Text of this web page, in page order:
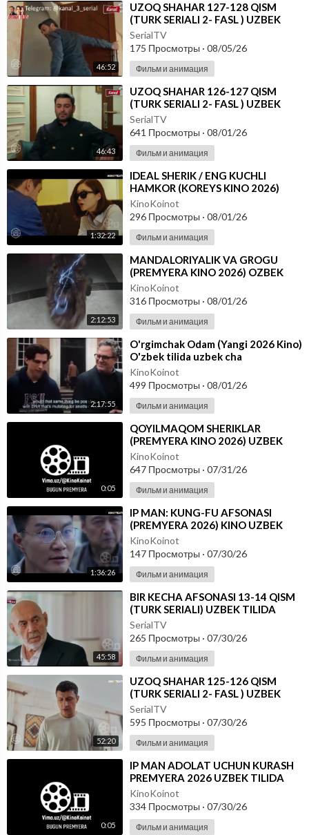
46:52
⁣UZOQ SHAHAR 127-128 QISM
(TURK SERIALI 2- FASL ) UZBEK
TILIDA
SerialTV
175 Просмотры · 08/05/26
Фильм и анимация
46:43
⁣UZOQ SHAHAR 126-127 QISM
(TURK SERIALI 2- FASL ) UZBEK
TILIDA
SerialTV
641 Просмотры · 08/01/26
Фильм и анимация
1:32:22
⁣IDEAL SHERIK / ENG KUCHLI
HAMKOR (KOREYS KINO 2026)
UZBEK TILIDA
KinoKoinot
296 Просмотры · 08/01/26
Фильм и анимация
2:12:53
⁣MANDALORIYALIK VA GROGU
(PREMYERA KINO 2026) OZBEK
TILIDA
KinoKoinot
316 Просмотры · 08/01/26
Фильм и анимация
2:17:55
⁣O'rgimchak Odam (Yangi 2026 Kino)
O'zbek tilida uzbek cha
KinoKoinot
499 Просмотры · 08/01/26
Фильм и анимация
0:05
⁣QOYILMAQOM SHERIKLAR
(PREMYERA KINO 2026) UZBEK
TILIDA
KinoKoinot
647 Просмотры · 07/31/26
Фильм и анимация
1:36:26
⁣IP MAN: KUNG-FU AFSONASI
(PREMYERA 2026) KINO UZBEK
TILIDA - SKACHAT
KinoKoinot
147 Просмотры · 07/30/26
Фильм и анимация
45:58
⁣BIR KECHA AFSONASI 13-14 QISM
(TURK SERIALI) UZBEK TILIDA
SerialTV
265 Просмотры · 07/30/26
Фильм и анимация
52:20
⁣UZOQ SHAHAR 125-126 QISM
(TURK SERIALI 2- FASL ) UZBEK
TILIDA
SerialTV
595 Просмотры · 07/30/26
Фильм и анимация
0:05
⁣IP MAN ADOLAT UCHUN KURASH
PREMYERA 2026 UZBEK TILIDA
KinoKoinot
334 Просмотры · 07/30/26
Фильм и анимация